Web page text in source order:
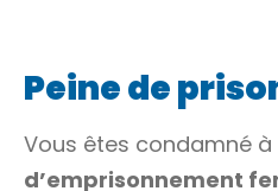
Peine de
Vous êtes condamné à
d’emprisonnement